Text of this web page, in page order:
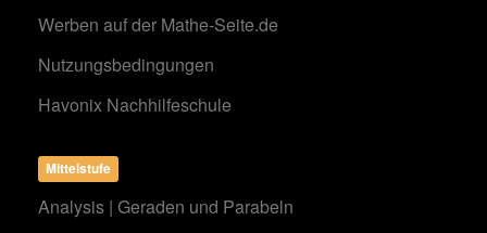
Werben auf der Mathe-Seite.de
Nutzungsbedingungen
Havonix Nachhilfeschule
Mittelstufe
Analysis | Geraden und Parabeln